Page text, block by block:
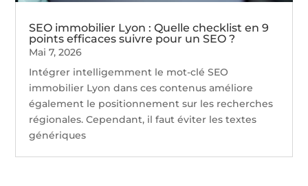
SEO immobilier Lyon : Quelle checklist en 9
points efficaces suivre pour un SEO ?
Mai 7, 2026
Intégrer intelligemment le mot-clé SEO
immobilier Lyon dans ces contenus améliore
également le positionnement sur les recherches
régionales. Cependant, il faut éviter les textes
génériques